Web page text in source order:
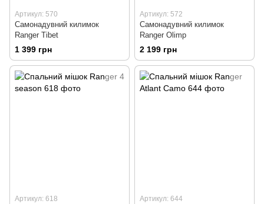
Артикул: 570
Самонадувний килимок
Ranger Tibet
1 399 грн
Артикул: 572
Самонадувний килимок
Ranger Оlimp
2 199 грн
Артикул: 618 Артикул: 644